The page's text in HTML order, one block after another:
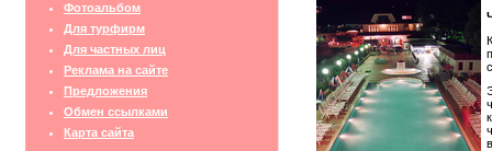
Фотоальбом
Для турфирм
Для частных лиц
Реклама на сайте
Предложения
Обмен ссылками
Карта сайта